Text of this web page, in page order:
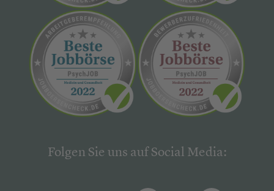
Folgen Sie uns auf Social Media: